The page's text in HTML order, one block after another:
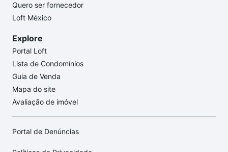
Quero ser fornecedor
Loft México
Explore
Portal Loft
Lista de Condomínios
Guia de Venda
Mapa do site
Avaliação de imóvel
Portal de Denúncias